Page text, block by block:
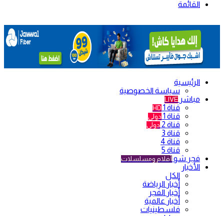
القائمة
الرئيسية
سياسة الخصوصية
مباشر LIVE
قناة 1 HD
قناة 1 دولي
قناة 2 دولي
قناة 3
قناة 4
قناة 5
فجر شو أفلام ومسلسلات
الأخبار
الكل
أخبار الرياضة
أخبار الفجر
أخبار عالمية
فلسطينيات